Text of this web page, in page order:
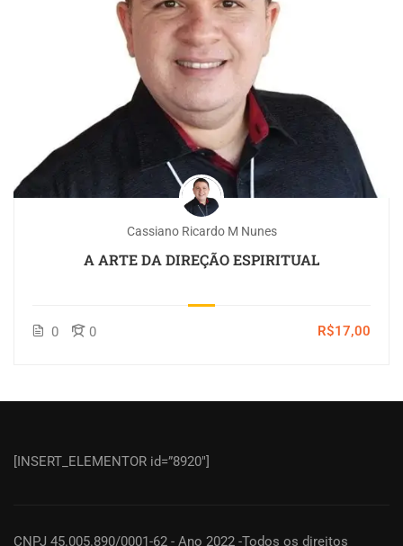
Cassiano Ricardo M Nunes
A ARTE DA DIREÇÃO ESPIRITUAL
0 0 R$17,00
[INSERT_ELEMENTOR id=”8920″]
CNPJ 45.005.890/0001-62 - Ano 2022 -Todos os direitos